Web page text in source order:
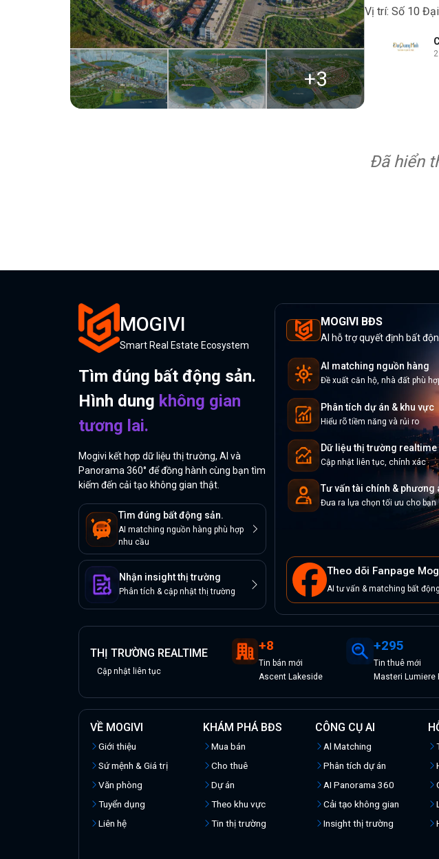
+3
Vị trí: Số 10
Đã hiển
MOGIVI
Smart Real Estate Ecosystem
Tìm đúng bất động sản.
Hình dung không gian
tương lai.
Mogivi kết hợp dữ liệu thị trường, AI và
Panorama 360° để đồng hành cùng bạn tìm
kiếm đến cải tạo không gian thật.
Tìm đúng bất động sản.
AI matching nguồn hàng phù hợp
nhu cầu
Nhận insight thị trường
Phân tích & cập nhật thị trường
MOGIVI BĐS
AI hỗ trợ quyết định bất
AI matching nguồn hàng
Đề xuất căn hộ, nhà đất phù
Phân tích dự án & khu vực
Hiểu rõ tiềm năng và rủi ro
Dữ liệu thị trường realtime
Cập nhật liên tục, chính xác
Tư vấn tài chính & phương
Đưa ra lựa chọn tối ưu cho bạn
Theo dõi Fanpage
AI tư vấn & matching bất
THỊ TRƯỜNG REALTIME
Cập nhật liên tục
+8
Tin bán mới
Ascent Lakeside
+295
Tinthuêmới
Masteri Lumiere
VỀ MOGIVI
Giới thiệu
Sứ mệnh & Giá trị
Văn phòng
Tuyển dụng
Liên hệ
KHÁM PHÁ BĐS
Mua bán
Cho thuê
Dự án
Theo khu vực
Tin thị trường
CÔNG CỤ AI
Al Matching
Phân tích dự án
AI Panorama 360
Cải tạo không gian
Insight thị trường